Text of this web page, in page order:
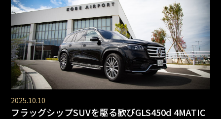
2025.10.10
フラッグシップSUVを駆る歓びGLS450d 4MATIC